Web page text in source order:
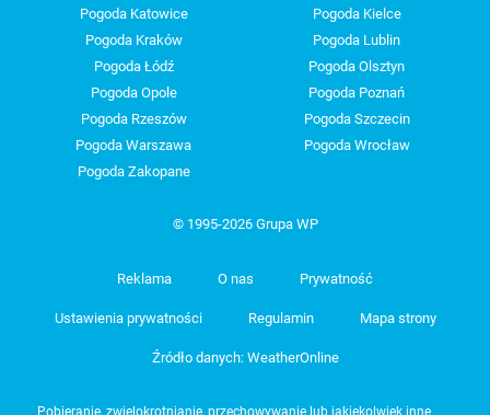
Pogoda Katowice
Pogoda Kielce
Pogoda Kraków
Pogoda Lublin
Pogoda Łódź
Pogoda Olsztyn
Pogoda Opole
Pogoda Poznań
Pogoda Rzeszów
Pogoda Szczecin
Pogoda Warszawa
Pogoda Wrocław
Pogoda Zakopane
© 1995-2026 Grupa WP
Reklama O nas Prywatność
Ustawienia prywatności Regulamin Mapa strony
Źródło danych: WeatherOnline
Pobieranie, zwielokrotnianie, przechowywanie lub jakiekolwiek inne